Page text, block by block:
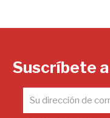
Suscríbete